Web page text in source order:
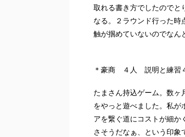
取れる書き方でしたのでと
なる。２ラウンド行った
触が掴めていないのでなん
＊豪商 ４人 説明と練習
たまさん持込ゲーム。数ヶ
をやっと遊べました。私が
アを繋ぐ道にコストが細か
さそうだなぁ、という印